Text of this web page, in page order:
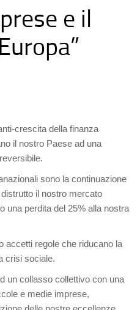
e il
crescita della finanza
il nostro Paese ad una
sono la continuazione
il nostro mercato
una perdita del 25% alla nostra
accetti regole che riducano la
crisi sociale.
un collasso collettivo con una
e medie imprese,